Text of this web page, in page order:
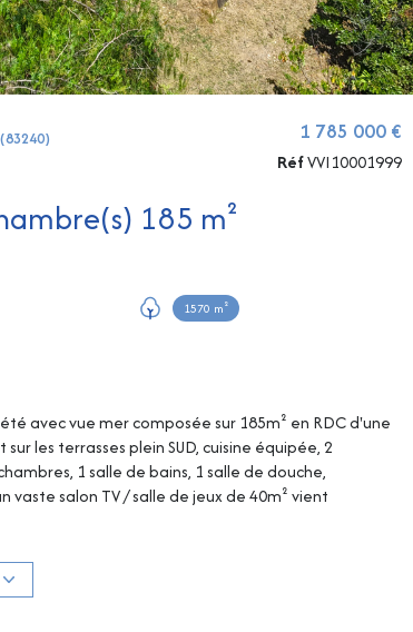
(83240)
Propriete 6 pièce(s) 5 chambre(s) 185 m²
1570 m²
1 785 000 €
RéfVVI10001999
avec vue mer composée sur 185m² en RDC d'une
les terrasses plein SUD, cuisine équipée, 2
1 salle de bains, 1 salle de douche,
salon TV / salle de jeux de 40m² vient
charme provençal...
sur le site Georisques : georisques.gouv.fr